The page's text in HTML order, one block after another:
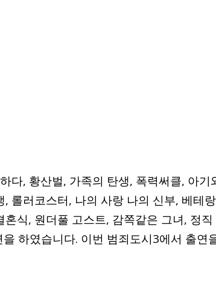
다, 황산벌, 가족의 탄생, 폭력써클, 아기
롤러코스터, 나의 사랑 나의 신부, 베테
식, 원더풀 고스트, 감쪽같은 그녀, 정직
하였습니다. 이번 범죄도시3에서 출연